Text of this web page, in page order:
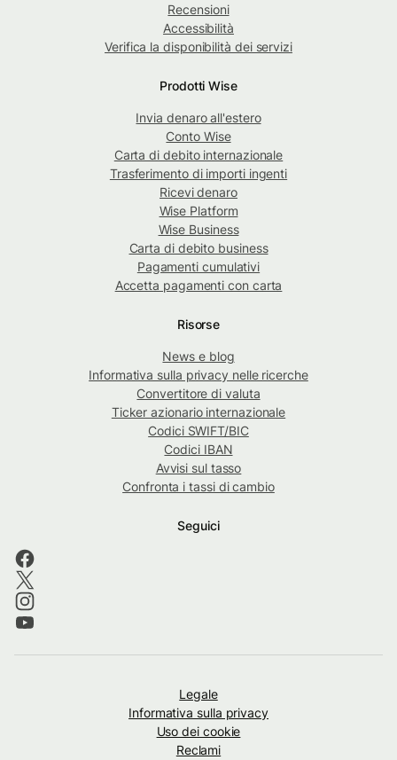
Recensioni
Accessibilità
Verifica la disponibilità dei servizi
Prodotti Wise
Invia denaro all'estero
Conto Wise
Carta di debito internazionale
Trasferimento di importi ingenti
Ricevi denaro
Wise Platform
Wise Business
Carta di debito business
Pagamenti cumulativi
Accetta pagamenti con carta
Risorse
News e blog
Informativa sulla privacy nelle ricerche
Convertitore di valuta
Ticker azionario internazionale
Codici SWIFT/BIC
Codici IBAN
Avvisi sul tasso
Confronta i tassi di cambio
Seguici
Legale
Informativa sulla privacy
Uso dei cookie
Reclami